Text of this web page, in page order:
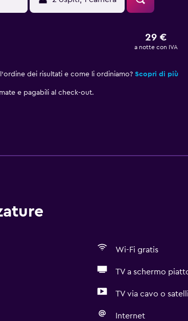
29 €
a notte con IVA
dei risultati e come li ordiniamo? Scopri di più
e pagabili al check-out.
Wi-Fi gratis
TV a schermo
TV via cavo o
Internet